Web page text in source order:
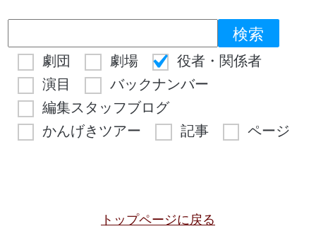
劇団 劇場
役者・関係者
演目
バックナンバー
編集スタッフブログ
かんげきツアー
記事 ページ
トップページに戻る